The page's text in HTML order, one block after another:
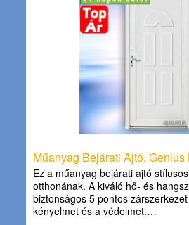
Műanyag Bejárati Ajtó,
Ez a műanyag bejárati ajtó
otthonának. A kiváló hő- és
biztonságos 5 pontos
kényelmet és a védelmet.…